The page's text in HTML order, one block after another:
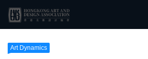
Art Dynamics